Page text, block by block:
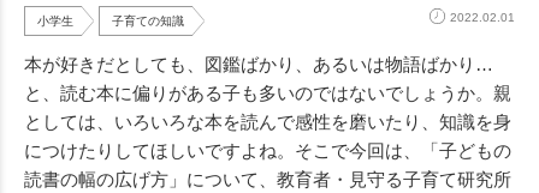
小学生 子育ての知識 2022.02.01
本が好きだとしても、図鑑ばかり、あるいは物語ばかり …
と、読む本に偏りがある子も多いのではないでしょうか。親
としては、いろいろな本を読んで感性を磨いたり、知識を身
につけたりしてほしいですよね。そこで今回は、「子どもの
読書の幅の広げ方」について、教育者・見守る子育て研究所